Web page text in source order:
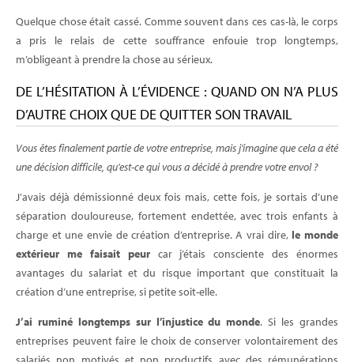
Quelque chose était cassé. Comme souvent dans ces cas-là, le corps
a pris le relais de cette souffrance enfouie trop longtemps,
m’obligeant à prendre la chose au sérieux.
DE L’HÉSITATION À L’ÉVIDENCE : QUAND ON N’A PLUS
D’AUTRE CHOIX QUE DE QUITTER SON TRAVAIL
Vous êtes finalement partie de votre entreprise, mais j'imagine que cela a été
une décision difficile, qu'est-ce qui vous a décidé à prendre votre envol ?
J’avais déjà démissionné deux fois mais, cette fois, je sortais d’une
séparation douloureuse, fortement endettée, avec trois enfants à
charge et une envie de création d’entreprise. A vrai dire,le monde
extérieur me faisait peurcar j’étais consciente des énormes
avantages du salariat et du risque important que constituait la
création d’une entreprise, si petite soit-elle.
J’ai ruminé longtemps sur l’injustice du monde. Si les grandes
entreprises peuvent faire le choix de conserver volontairement des